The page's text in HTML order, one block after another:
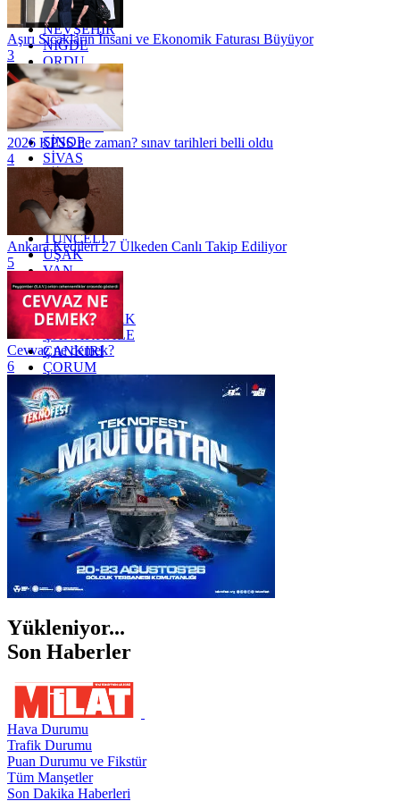
MUŞ
NEVŞEHİR
NİĞDE
ORDU
OSMANİYE
RİZE
SAKARYA
SAMSUN
SİNOP
SİVAS
SİİRT
TEKİRDAĞ
TOKAT
TRABZON
TUNCELİ
UŞAK
VAN
YALOVA
YOZGAT
ZONGULDAK
ÇANAKKALE
ÇANKIRI
ÇORUM
İSTANBUL
İZMİR
ŞANLIURFA
ŞIRNAK
Aşırı Sıcakların İnsani ve Ekonomik Faturası Büyüyor
3
2026 KPSS ne zaman? sınav tarihleri belli oldu
4
Ankara Kedileri 27 Ülkeden Canlı Takip Ediliyor
5
Cevvaz ne demek?
6
Yükleniyor...
Son Haberler
Hava Durumu
Trafik Durumu
Puan Durumu ve Fikstür
Tüm Manşetler
Son Dakika Haberleri